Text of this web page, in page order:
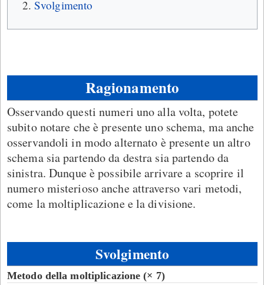
Svolgimento
Ragionamento
Osservando questi numeri uno alla volta, potete
subito notare che è presente uno schema, ma anche
osservandoli in modo alternato è presente un altro
schema sia partendo da destra sia partendo da
sinistra. Dunque è possibile arrivare a scoprire il
numero misterioso anche attraverso vari metodi,
come la moltiplicazione e la divisione.
Svolgimento
Metodo della moltiplicazione (× 7)